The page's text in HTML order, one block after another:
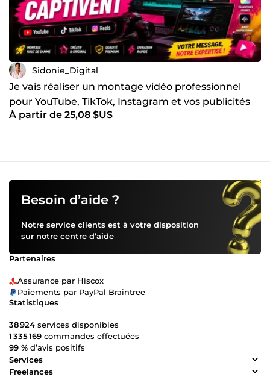
Sidonie_Digital
Je vais réaliser un montage vidéo professionnel
pour YouTube, TikTok, Instagram et vos publicités
À partir de 25,08 $US
Besoin d’aide ?
Notre service clients est à votre disposition
sur notre centre d’aide
Partenaires
Assurance par Hiscox
Paiements par PayPal Braintree
Statistiques
38 924 services disponibles
1 335 169 commandes effectuées
99 % d’avis positifs
Services
Freelances